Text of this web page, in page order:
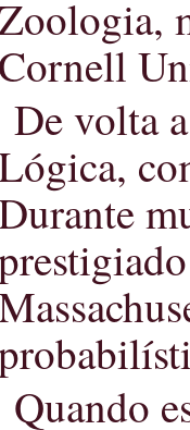
Cornell
De volta
Quando